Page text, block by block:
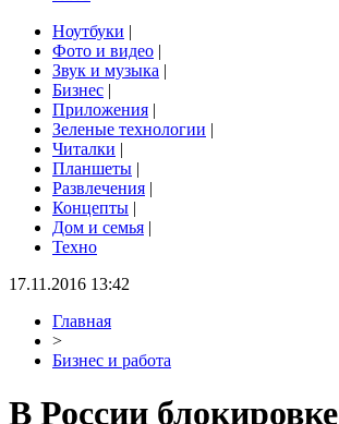
Ноутбуки |
Фото и видео |
Звук и музыка |
Бизнес |
Приложения |
Зеленые технологии |
Читалки |
Планшеты |
Развлечения |
Концепты |
Дом и семья |
Техно
17.11.2016 13:42
Главная
>
Бизнес и работа
В России блокировке